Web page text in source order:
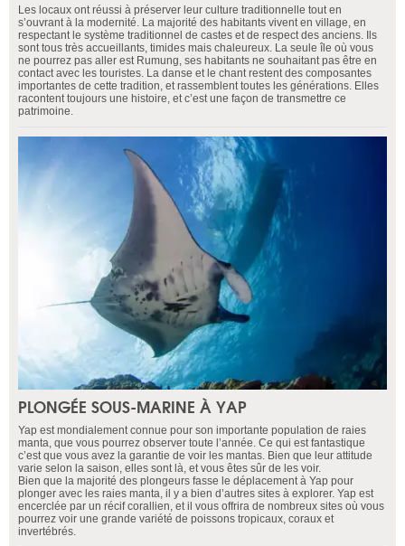
Les locaux ont réussi à préserver leur culture traditionnelle tout en
s’ouvrant à la modernité. La majorité des habitants vivent en village, en
respectant le système traditionnel de castes et de respect des anciens. Ils
sont tous très accueillants, timides mais chaleureux. La seule île où vous
ne pourrez pas aller est Rumung, ses habitants ne souhaitant pas être en
contact avec les touristes. La danse et le chant restent des composantes
importantes de cette tradition, et rassemblent toutes les générations. Elles
racontent toujours une histoire, et c’est une façon de transmettre ce
patrimoine.
PLONGÉE SOUS-MARINE À YAP
Yap est mondialement connue pour son importante population de raies
manta, que vous pourrez observer toute l’année. Ce qui est fantastique
c’est que vous avez la garantie de voir les mantas. Bien que leur attitude
varie selon la saison, elles sont là, et vous êtes sûr de les voir.
Bien que la majorité des plongeurs fasse le déplacement à Yap pour
plonger avec les raies manta, il y a bien d’autres sites à explorer. Yap est
encerclée par un récif corallien, et il vous offrira de nombreux sites où vous
pourrez voir une grande variété de poissons tropicaux, coraux et
invertébrés.